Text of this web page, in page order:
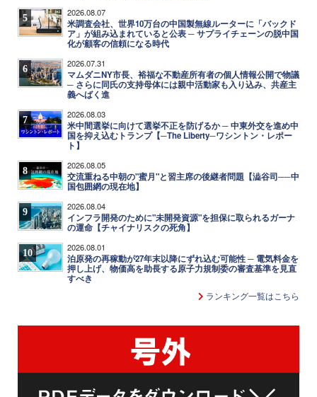
5 2026.08.07
米調査会社、世界10万台の中国製無線ルーターに「バックド
ア」が組み込まれていると公表 ─ サプライチェーンの脱中国
化が顧客の信頼になる時代
6 2026.07.31
マムダニNY市長、裕福な不動産所有者の個人情報公開で物議
─ さらに同氏の支持母体には親中活動家も入り込み、共産主
義へばく進
7 2026.08.03
米中間選挙に向けて選挙不正を防げるか ─ 中東外交を進め中
国を抑え込むトランプ【─The Liberty─ワシントン・レポー
ト】
8 2026.08.05
交流重ねる中朝の"蜜月"と習主席の後継者問題【澁谷司──中
国包囲網の現在地】
9 2026.08.04
インフラ開発のために"未開発資源"を担保に取られるガーナ
の運命【チャイナリスクの死角】
10 2026.08.01
泊原発の再稼動が27年末以降にずれ込む可能性 ─ 電気料金を
押し上げ、物価高を助長する原子力規制委の審査基準を見直
すべき
ランキング一覧はこちら